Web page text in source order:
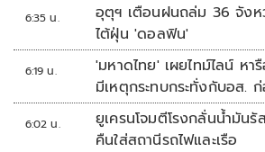
6:35 น.
อุตุฯ เตือนฝนถล่ม 36 จังห
ไต้ฝุ่น 'ดอลฟิน'
6:19 น.
'มหาดไทย' เผยไทม์ไลน์ ห
มีเหตุกระทบกระทั่งกับอส.
6:02 น.
ยูเครนโจมตีโรงกลั่นน้ำมันรั
คืนใส่สถานีรถไฟและเรือ